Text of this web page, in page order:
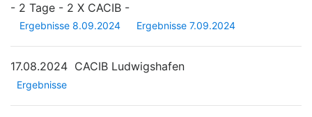
- 2 Tage - 2 X CACIB -
Ergebnisse 8.09.2024 Ergebnisse 7.09.2024
17.08.2024 CACIB Ludwigshafen
Ergebnisse